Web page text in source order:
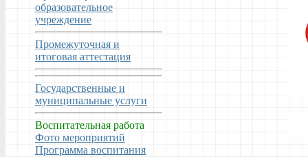
образовательное
учреждение
Промежуточная и
итоговая аттестация
Государственные и
муниципальные услуги
Воспитательная работа
Фото мероприятий
Программа воспитания